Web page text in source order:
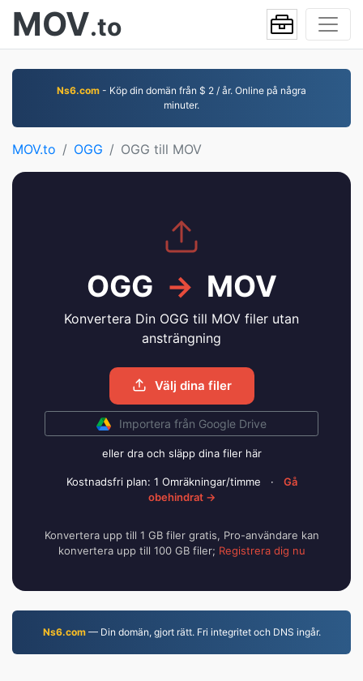
MOV.to
Ns6.com - Köp din domän från $ 2 / år. Online på några
minuter.
MOV.to OGG OGG till MOV
OGG → MOV
Konvertera Din OGG till MOV filer utan
ansträngning
Välj dina filer
Importera från Google Drive
eller dra och släpp dina filer här
Kostnadsfri plan: 1 Omräkningar/timme ·
Gå
obehindrat →
Konvertera upp till 1 GB filer gratis, Pro-användare kan
konvertera upp till 100 GB filer; Registrera dig nu
Ns6.com— Din domän, gjort rätt. Fri integritet och DNS ingår.